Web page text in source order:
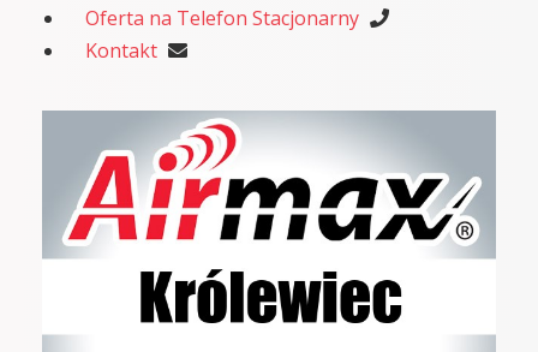
Oferta na Telefon Stacjonarny
Kontakt